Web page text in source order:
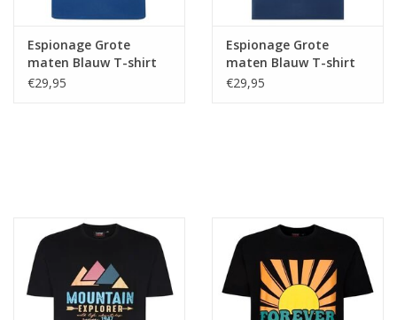
Espionage Grote
maten Blauw T-shirt
"Natural Adventure"
€29,95
Espionage Grote
maten Blauw T-shirt
"Music Festival"
€29,95